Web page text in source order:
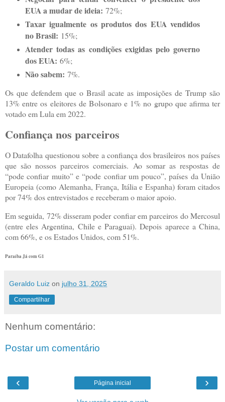
EUA a mudar de ideia: 72%;
Taxar igualmente os produtos dos EUA vendidos
no Brasil: 15%;
Atender todas as condições exigidas pelo governo
dos EUA: 6%;
Não sabem: 7%.
Os que defendem que o Brasil acate as imposições de Trump são
13% entre os eleitores de Bolsonaro e 1% no grupo que afirma ter
votado em Lula em 2022.
Confiança nos parceiros
O Datafolha questionou sobre a confiança dos brasileiros nos países
que são nossos parceiros comerciais. Ao somar as respostas de
“pode confiar muito” e “pode confiar um pouco”, países da União
Europeia (como Alemanha, França, Itália e Espanha) foram citados
por 74% dos entrevistados e receberam o maior apoio.
Em seguida, 72% disseram poder confiar em parceiros do Mercosul
(entre eles Argentina, Chile e Paraguai). Depois aparece a China,
com 66%, e os Estados Unidos, com 51%.
Paraíba Já com G1
Geraldo Luiz on julho 31, 2025
Compartilhar
Nenhum comentário:
Postar um comentário
‹ ›
Página inicial